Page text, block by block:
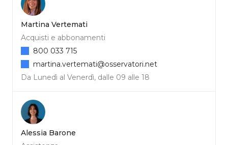
Martina Vertemati
Acquisti e abbonamenti
Da Lunedì al Venerdì, dalle 09 alle 18
800 033 715
martina.vertemati@osservatori.net
Alessia Barone